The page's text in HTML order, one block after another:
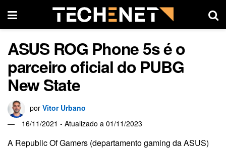
ASUS ROG Phone 5s é o
parceiro oficial do PUBG
New State
por Vitor Urbano
16/11/2021 - Atualizado a 01/11/2023
A Republic Of Gamers (departamento gaming da ASUS)